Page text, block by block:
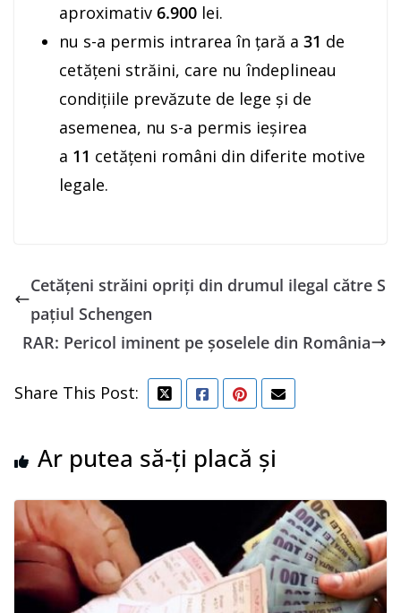
aproximativ 6.900 lei.
nu s-a permis intrarea în ţară a 31 de
cetăţeni străini, care nu îndeplineau
condiţiile prevăzute de lege şi de
asemenea, nu s-a permis ieşirea
a 11 cetăţeni români din diferite motive
legale.
Cetăţeni străini opriți din drumul ilegal către S
pațiul Schengen
RAR: Pericol iminent pe șoselele din România
Share This Post:
Ar putea să-ți placă și